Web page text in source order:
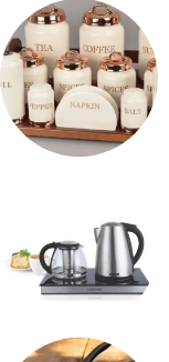
رفايع المطبخ
ادوات كهربائية